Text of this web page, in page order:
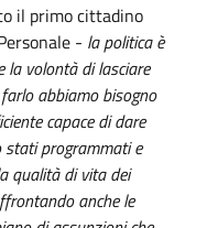
il primo cittadino
- la politica è
la volontà di lasciare
abbiamo bisogno
capace di dare
programmati e
qualità di vita dei
anche le